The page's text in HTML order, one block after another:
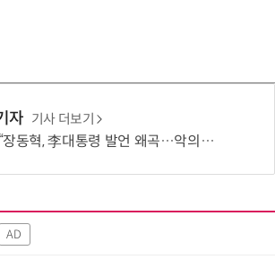
자 기사 더보기
혁, 李대통령 발언 왜곡…악의적 정치공세”
AD